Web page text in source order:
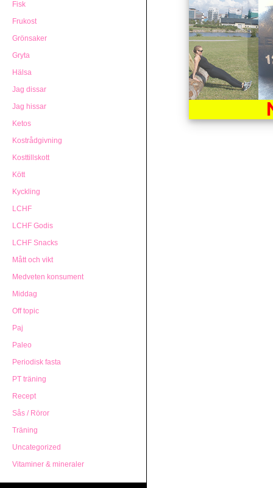
Fisk
Frukost
Grönsaker
Gryta
Hälsa
Jag dissar
Jag hissar
Ketos
Kostrådgivning
Kosttillskott
Kött
Kyckling
LCHF
LCHF Godis
LCHF Snacks
Mått och vikt
Medveten konsument
Middag
Off topic
Paj
Paleo
Periodisk fasta
PT träning
Recept
Sås / Röror
Träning
Uncategorized
Vitaminer & mineraler